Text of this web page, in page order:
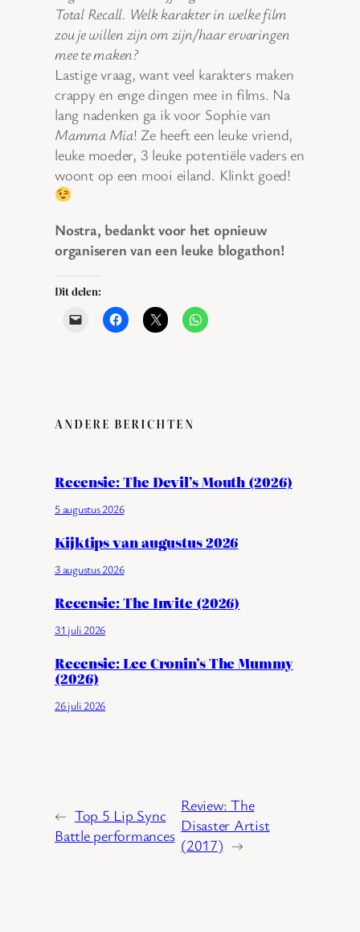
Total Recall. Welk karakter in welke film
zou je willen zijn om zijn/haar ervaringen
mee te maken?
Lastige vraag, want veel karakters maken
crappy en enge dingen mee in films. Na
lang nadenken ga ik voor Sophie van
Mamma Mia! Ze heeft een leuke vriend,
leuke moeder, 3 leuke potentiële vaders en
woont op een mooi eiland. Klinkt goed!
Nostra, bedankt voor het opnieuw
organiseren van een leuke blogathon!
Dit delen:
ANDERE BERICHTEN
Recensie: The Devil’s Mouth (2026)
5 augustus 2026
Kijktips van augustus 2026
3 augustus 2026
Recensie: The Invite (2026)
31 juli 2026
Recensie: Lee Cronin’s The Mummy
(2026)
26 juli 2026
← Top 5 Lip Sync
Battle performances
Review: The
Disaster Artist
(2017) →